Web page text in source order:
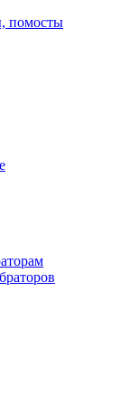
помосты